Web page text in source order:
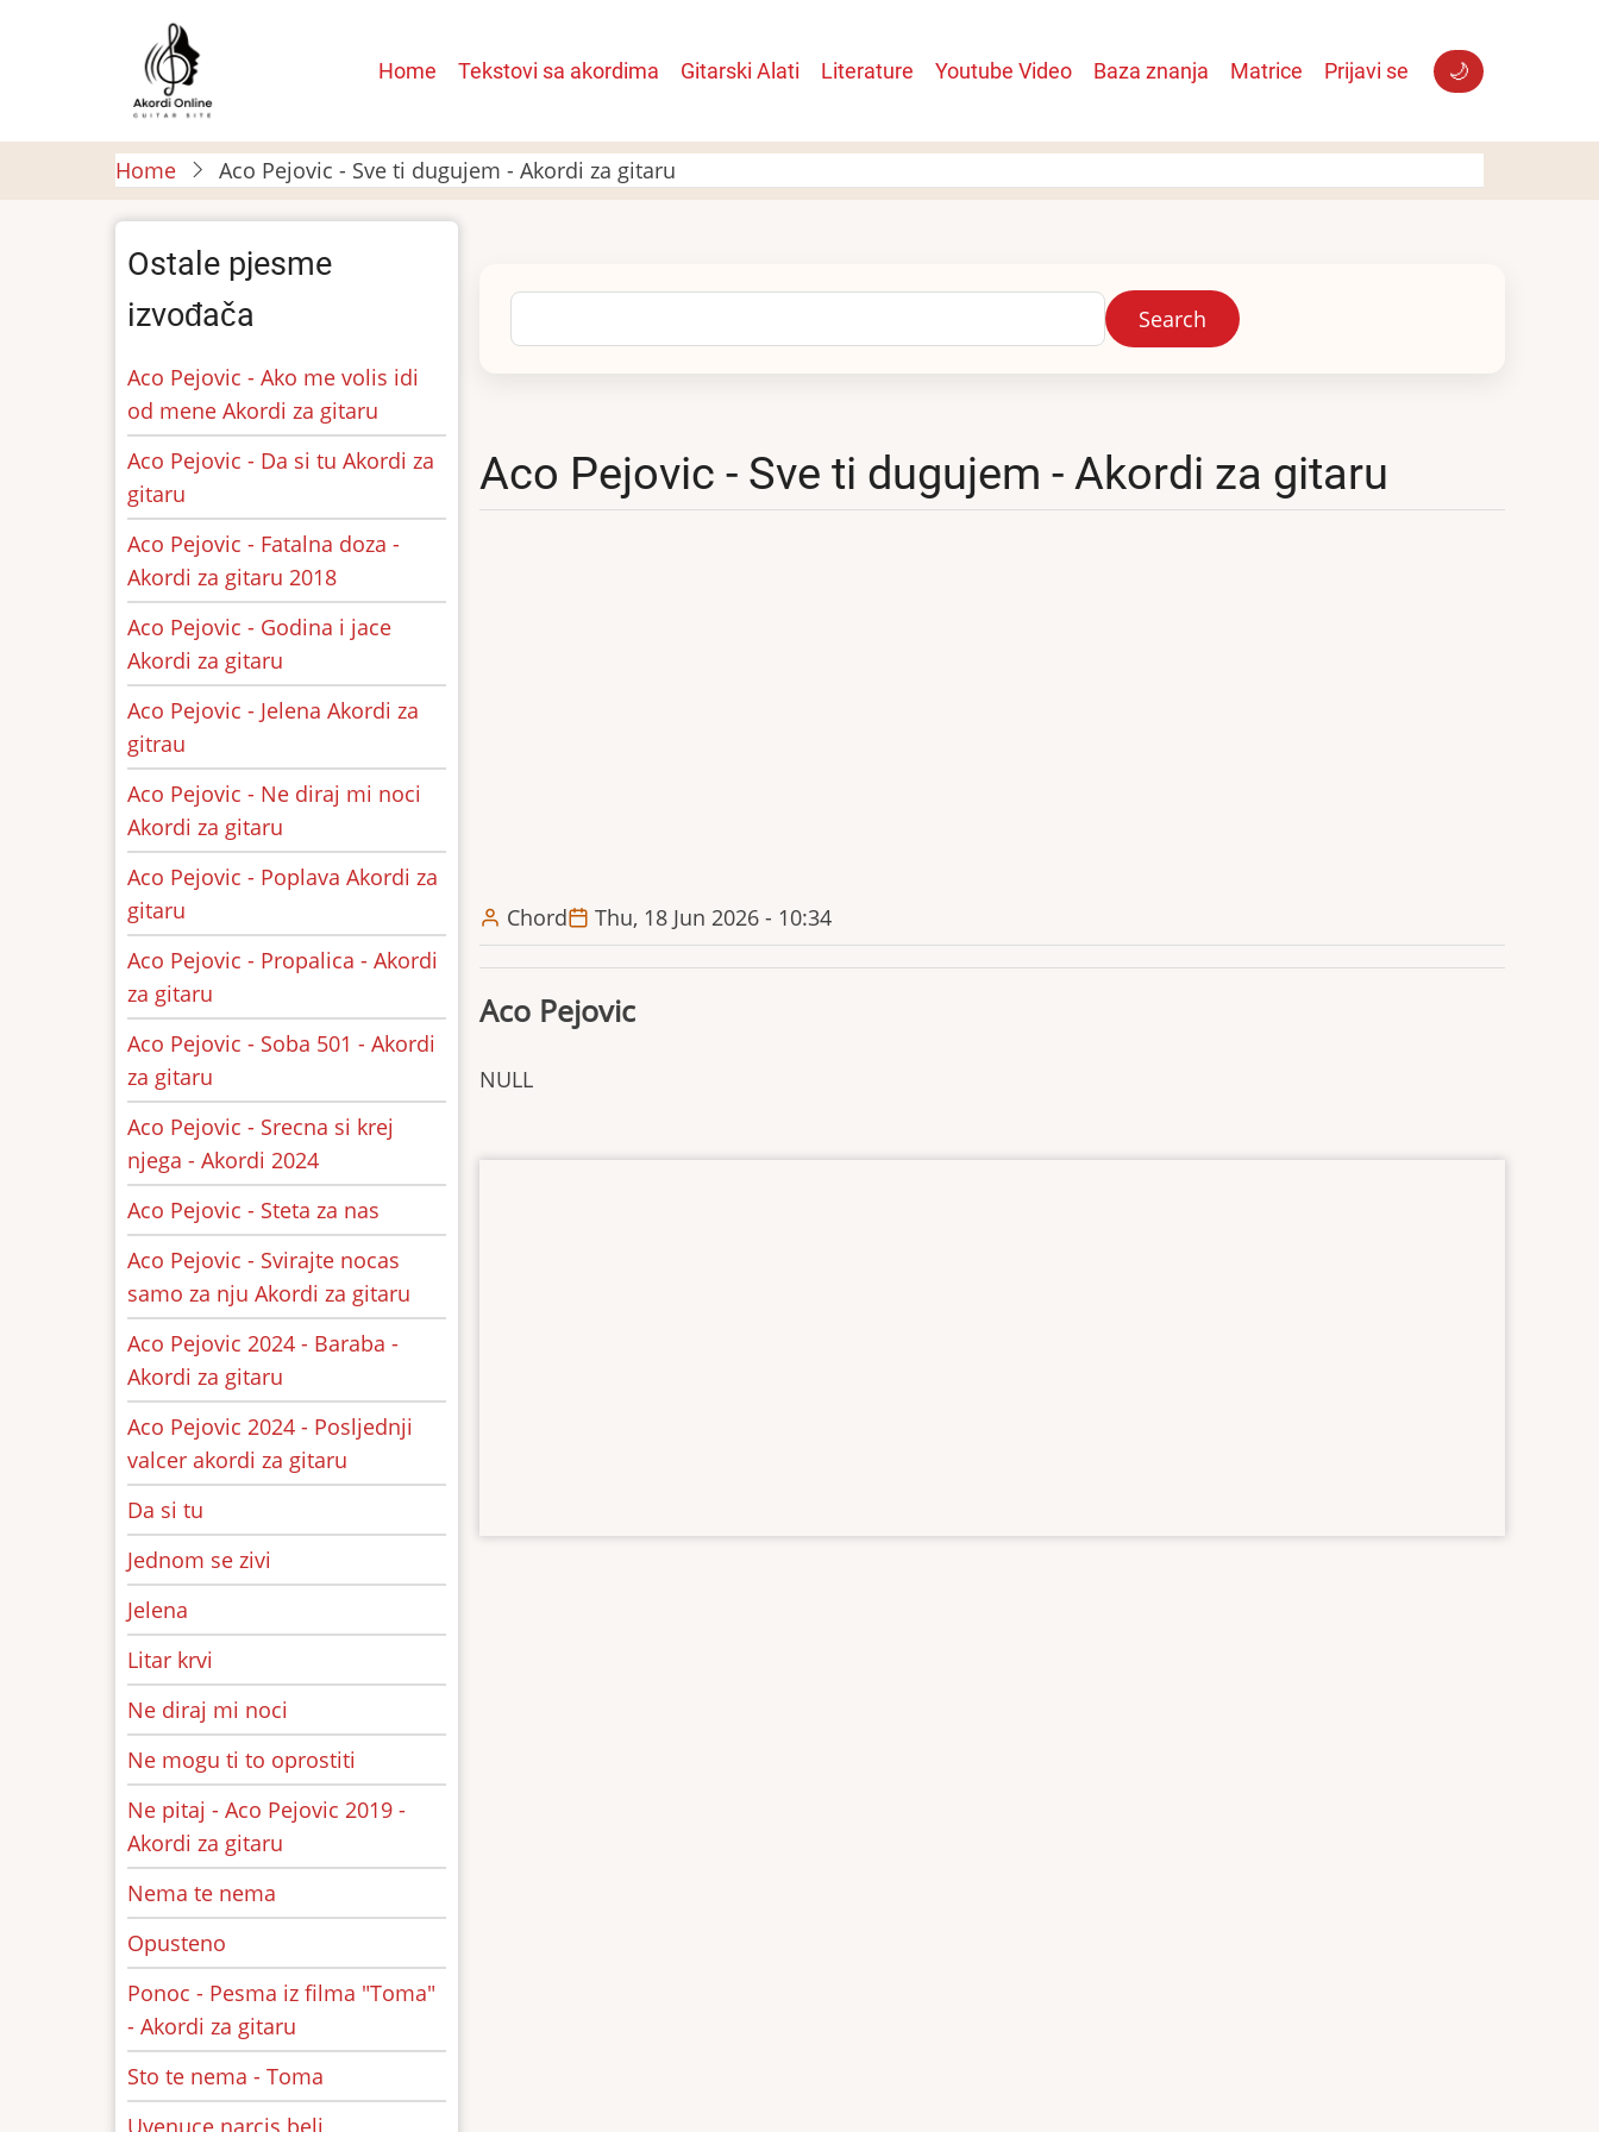
Main
Home Tekstovi sa akordima Gitarski Alati Literature Youtube Video Baza znanja Matrice Prijavi se 🌙
Home Aco Pejovic - Sve ti dugujem - Akordi za gitaru
Aco Pejovic - Sve ti dugujem - Akordi za gitaru
Chord Thu, 18 Jun 2026 - 10:34
Aco Pejovic
NULL
Ostale pjesme
izvođača
Aco Pejovic - Ako me volis idi
od mene Akordi za gitaru
Aco Pejovic - Da si tu Akordi za
gitaru
Aco Pejovic - Fatalna doza -
Akordi za gitaru 2018
Aco Pejovic - Godina i jace
Akordi za gitaru
Aco Pejovic - Jelena Akordi za
gitrau
Aco Pejovic - Ne diraj mi noci
Akordi za gitaru
Aco Pejovic - Poplava Akordi za
gitaru
Aco Pejovic - Propalica - Akordi
za gitaru
Aco Pejovic - Soba 501 - Akordi
za gitaru
Aco Pejovic - Srecna si krej
njega - Akordi 2024
Aco Pejovic - Steta za nas
Aco Pejovic - Svirajte nocas
samo za nju Akordi za gitaru
Aco Pejovic 2024 - Baraba -
Akordi za gitaru
Aco Pejovic 2024 - Posljednji
valcer akordi za gitaru
Da si tu
Jednom se zivi
Jelena
Litar krvi
Ne diraj mi noci
Ne mogu ti to oprostiti
Ne pitaj - Aco Pejovic 2019 -
Akordi za gitaru
Nema te nema
Opusteno
Ponoc - Pesma iz filma "Toma"
- Akordi za gitaru
Sto te nema - Toma
Uvenuce narcis beli